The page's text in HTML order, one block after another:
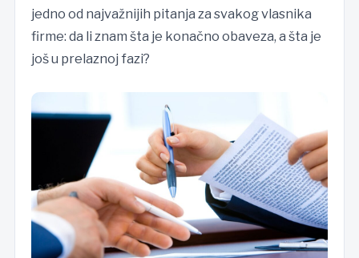
jedno od najvažnijih pitanja za svakog vlasnika
firme: da li znam šta je konačno obaveza, a šta je
još u prelaznoj fazi?